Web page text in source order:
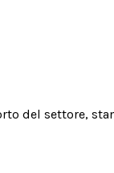
del settore,